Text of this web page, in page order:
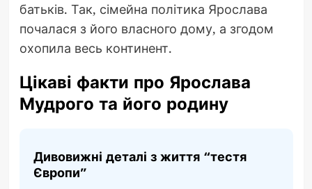
батьків. Так, сімейна політика Ярослава
почалася з його власного дому, а згодом
охопила весь континент.
Цікаві факти про Ярослава
Мудрого та його родину
Дивовижні деталі з життя “тестя
Європи”